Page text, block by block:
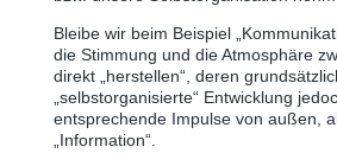
Bleibe wir beim Beispiel
die Stimmung und die Atmosphäre
direkt „herstellen“, deren
„selbstorganisierte“ Entwicklung
entsprechende Impulse von außen,
„Information“.